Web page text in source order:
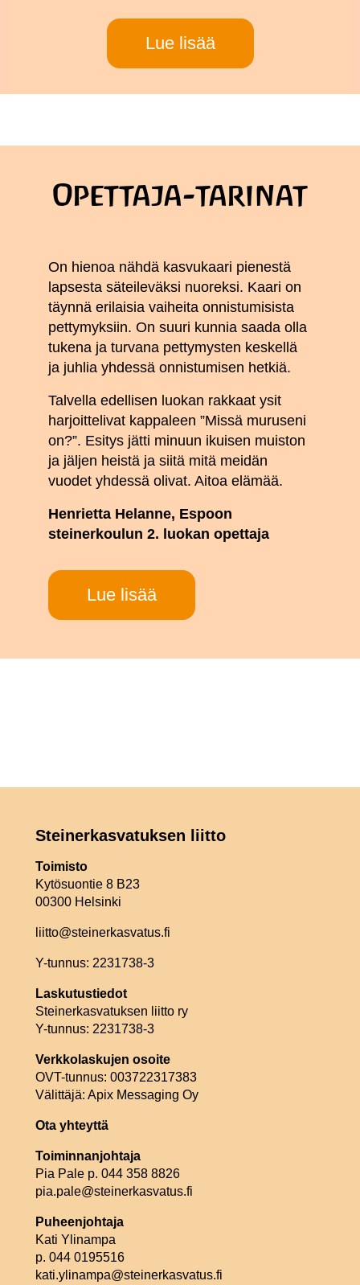
Lue lisää
Opettaja-tarinat
On hienoa nähdä kasvukaari pienestä
lapsesta säteileväksi nuoreksi. Kaari on
täynnä erilaisia vaiheita onnistumisista
pettymyksiin. On suuri kunnia saada olla
tukena ja turvana pettymysten keskellä
ja juhlia yhdessä onnistumisen hetkiä.
Talvella edellisen luokan rakkaat ysit
harjoittelivat kappaleen ”Missä muruseni
on?”. Esitys jätti minuun ikuisen muiston
ja jäljen heistä ja siitä mitä meidän
vuodet yhdessä olivat. Aitoa elämää.
Henrietta Helanne, Espoon
steinerkoulun 2. luokan opettaja
Lue lisää
Steinerkasvatuksen liitto
Toimisto
Kytösuontie 8 B23
00300 Helsinki
liitto@steinerkasvatus.fi
Y-tunnus: 2231738-3
Laskutustiedot
Steinerkasvatuksen liitto ry
Y-tunnus: 2231738-3
Verkkolaskujen osoite
OVT-tunnus: 003722317383
Välittäjä: Apix Messaging Oy
Ota yhteyttä
Toiminnanjohtaja
Pia Pale p. 044 358 8826
pia.pale@steinerkasvatus.fi
Puheenjohtaja
Kati Ylinampa
p. 044 0195516
kati.ylinampa@steinerkasvatus.fi